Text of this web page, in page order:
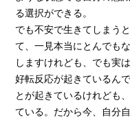
る選択ができる。
でも不安で生きてしまう
て、一見本当にとんでも
しますけれども、でも実
好転反応が起きているん
とが起きているけれども
ている。だから今、自分